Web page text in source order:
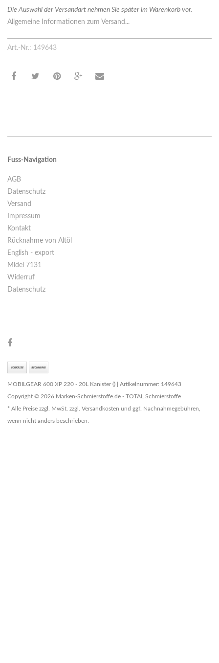
Die Auswahl der Versandart nehmen Sie später im Warenkorb vor.
Allgemeine Informationen zum Versand...
Art.-Nr.: 149643
Fuss-Navigation
AGB
Datenschutz
Versand
Impressum
Kontakt
Rücknahme von Altöl
English - export
Midel 7131
Widerruf
Datenschutz
MOBILGEAR 600 XP 220 - 20L Kanister () | Artikelnummer: 149643
Copyright © 2026 Marken-Schmierstoffe.de - TOTAL Schmierstoffe
* Alle Preise zzgl. MwSt. zzgl. Versandkosten und ggf. Nachnahmegebühren,
wenn nicht anders beschrieben.